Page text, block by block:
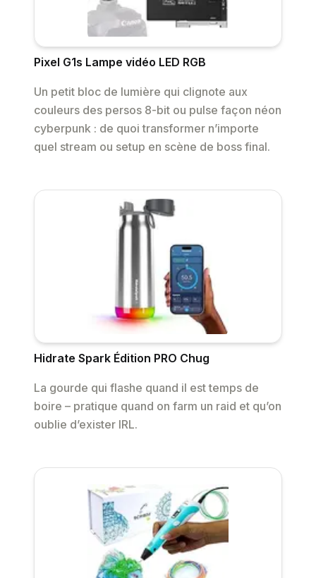
Pixel G1s Lampe vidéo LED RGB
Un petit bloc de lumière qui clignote aux
couleurs des persos 8-bit ou pulse façon néon
cyberpunk : de quoi transformer n’importe
quel stream ou setup en scène de boss final.
Hidrate Spark Édition PRO Chug
La gourde qui flashe quand il est temps de
boire – pratique quand on farm un raid et qu’on
oublie d’exister IRL.